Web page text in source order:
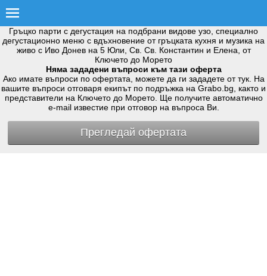
Гръцко парти с дегустация на подбрани видове узо, специално
дегустационно меню с вдъхновение от гръцката кухня и музика на
живо с Иво Донев на 5 Юли, Св. Св. Константин и Елена, от
Ключето до Морето
Няма зададени въпроси към тази оферта
Ако имате въпроси по офертата, можете да ги зададете от тук. На
вашите въпроси отговаря екипът по подръжка на Grabo.bg, както и
представители на Ключето до Морето. Ще получите автоматично
e-mail известие при отговор на въпроса Ви.
Прегледай офертата